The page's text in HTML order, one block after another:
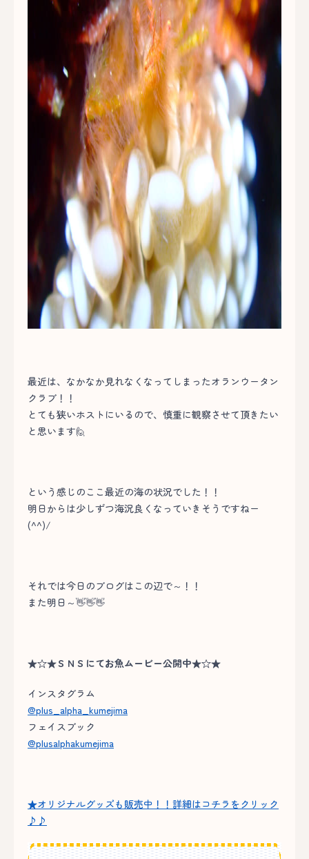
最近は、なかなか見れなくなってしまったオランウータン
クラブ！！
とても狭いホストにいるので、慎重に観察させて頂きたい
と思います🙋
という感じのここ最近の海の状況でした！！
明日からは少しずつ海況良くなっていきそうですねー
(^^)/
それでは今日のブログはこの辺で～！！
また明日～👋👋👋
★☆★ＳＮＳにてお魚ムービー公開中★☆★
インスタグラム
@plus_alpha_kumejima
フェイスブック
@plusalphakumejima
★オリジナルグッズも販売中！！詳細はコチラをクリック
♪♪